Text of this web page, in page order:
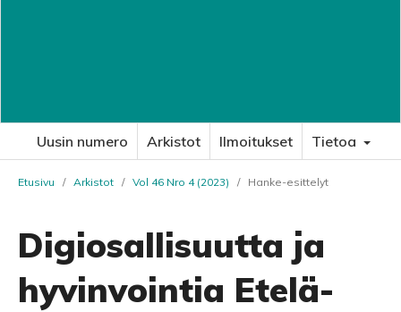
Uusin numero Arkistot Ilmoitukset Tietoa
Etusivu / Arkistot / Vol 46 Nro 4 (2023) / Hanke-esittelyt
Digiosallisuutta ja
hyvinvointia Etelä-